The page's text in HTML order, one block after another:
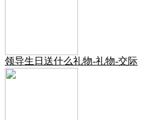
领导生日送什么礼物-礼物-交际